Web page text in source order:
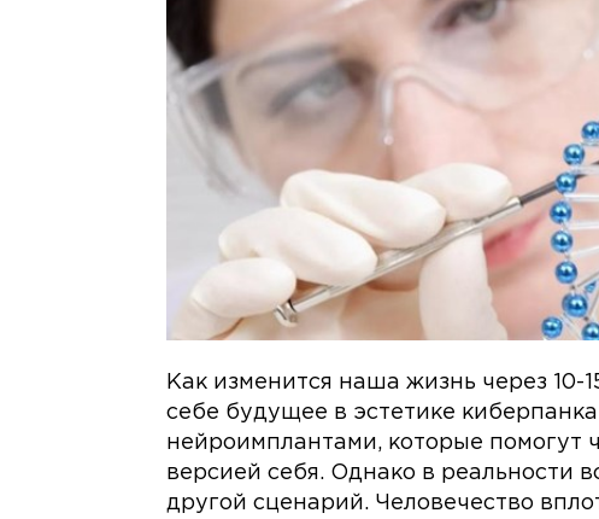
Как изменится наша жизнь через
себе будущее в эстетике
нейроимплантами, которые помогут
версией себя. Однако в реальности
другой сценарий. Человечество